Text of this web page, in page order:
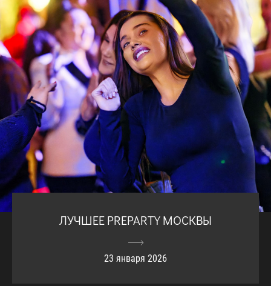
ЛУЧШЕЕ PREPARTY МОСКВЫ
23 января 2026